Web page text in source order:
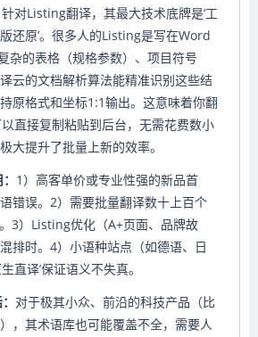
针对Listing翻译，其最大技术底牌是‘工
还原’。很多人的Listing是写在Word
杂的表格（规格参数）、项目符号
译云的文档解析算法能精准识别这些结
原格式和坐标1:1输出。这意味着你翻
直接复制粘贴到后台，无需花费数小
大提升了批量上新的效率。
1）高客单价或专业性强的新品首
错误。2）需要批量翻译数十上百个
3）Listing优化（A+页面、品牌故
排时。4）小语种站点（如德语、日
直译’保证语义不失真。
对于极其小众、前沿的科技产品（比
，其术语库也可能覆盖不全，需要人